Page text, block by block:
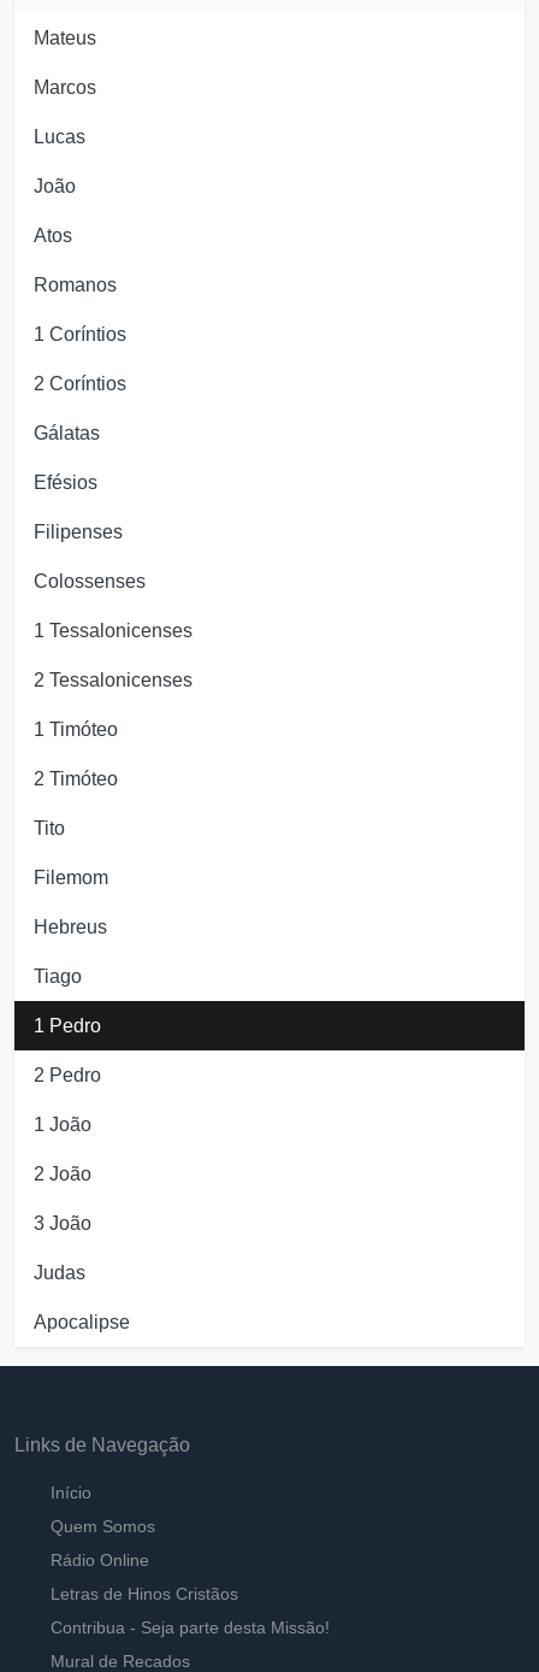
Mateus
Marcos
Lucas
João
Atos
Romanos
1 Coríntios
2 Coríntios
Gálatas
Efésios
Filipenses
Colossenses
1 Tessalonicenses
2 Tessalonicenses
1 Timóteo
2 Timóteo
Tito
Filemom
Hebreus
Tiago
1 Pedro
2 Pedro
1 João
2 João
3 João
Judas
Apocalipse
Links de Navegação
Início
Quem Somos
Rádio Online
Letras de Hinos Cristãos
Contribua - Seja parte desta Missão!
Mural de Recados